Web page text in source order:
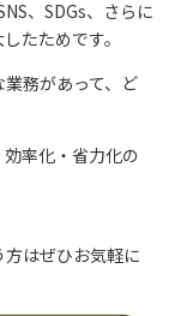
、SDGs、さらに
たためです。
務があって、ど
率化・省力化の
はぜひお気軽に